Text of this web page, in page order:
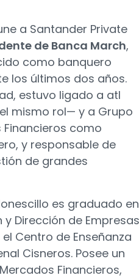
a Santander Private
de Banca March,
como banquero
los últimos dos años.
estuvo ligado a atl
mismo rol— y a Grupo
Financieros como
y responsable de
de grandes
es graduado en
Dirección de Empresas
Centro de Enseñanza
Cisneros. Posee un
Financieros,